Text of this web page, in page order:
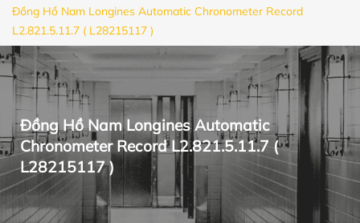
Đồng Hồ Nam Longines Automatic Chronometer Record
L2.821.5.11.7 ( L28215117 )
Đồng Hồ Nam Longines Automatic
Chronometer Record L2.821.5.11.7 (
L28215117 )